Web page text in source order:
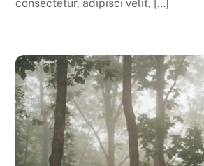
consectetur, adipisci velit, […]